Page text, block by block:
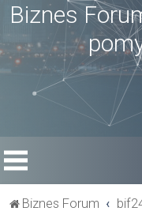
Biznes
Biznes Forum